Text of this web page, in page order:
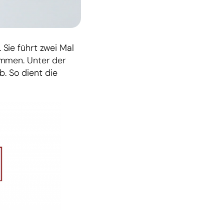
führt zwei Mal
Unter der
So dient die